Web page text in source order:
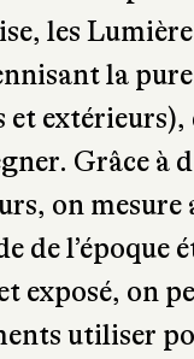
suivie
style
comme « un
race
les
la